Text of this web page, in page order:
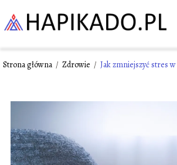
Strona główna / Zdrowie / Jak zmniejszyć stres